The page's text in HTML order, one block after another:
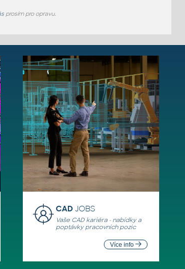
prosím pro opravu.
CADJOBS
Vaše CAD kariéra - nabídky a
poptávky pracovních pozic
Více info